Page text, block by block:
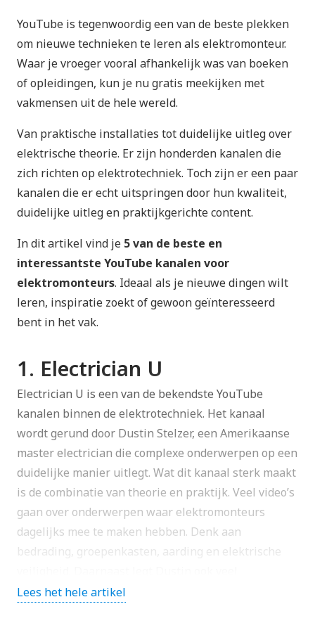
YouTube is tegenwoordig een van de beste plekken
om nieuwe technieken te leren als elektromonteur.
Waar je vroeger vooral afhankelijk was van boeken
of opleidingen, kun je nu gratis meekijken met
vakmensen uit de hele wereld.
Van praktische installaties tot duidelijke uitleg over
elektrische theorie. Er zijn honderden kanalen die
zich richten op elektrotechniek. Toch zijn er een paar
kanalen die er echt uitspringen door hun kwaliteit,
duidelijke uitleg en praktijkgerichte content.
In dit artikel vind je 5 van de beste en
interessantste YouTube kanalen voor
elektromonteurs. Ideaal als je nieuwe dingen wilt
leren, inspiratie zoekt of gewoon geïnteresseerd
bent in het vak.
1. Electrician U
Electrician U is een van de bekendste YouTube
kanalen binnen de elektrotechniek. Het kanaal
wordt gerund door Dustin Stelzer, een Amerikaanse
master electrician die complexe onderwerpen op een
duidelijke manier uitlegt. Wat dit kanaal sterk maakt
is de combinatie van theorie en praktijk. Veel video’s
gaan over onderwerpen waar elektromonteurs
dagelijks mee te maken hebben. Denk aan
bedrading, groepenkasten, aarding en elektrische
elektrotechnische basisprincipes uit. Daardoor is het
Lees het hele artikel